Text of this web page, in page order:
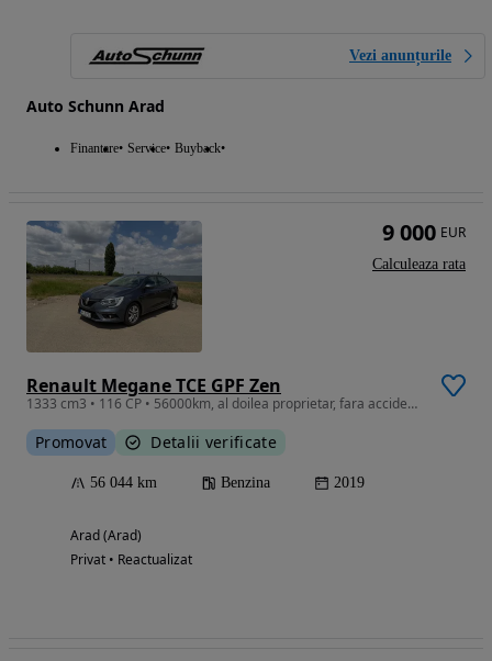
Vezi anunțurile
Auto Schunn Arad
Finantare Service Buyback
Renault Megane TCE GPF Zen
1333 cm3 • 116 CP • 56000km, al doilea proprietar, fara accident, 4 cilindri, 116CP
Promovat Detalii verificate
56 044 km Benzina 2019
Arad (Arad)
Privat • Reactualizat
9 000 EUR
Calculeaza rata